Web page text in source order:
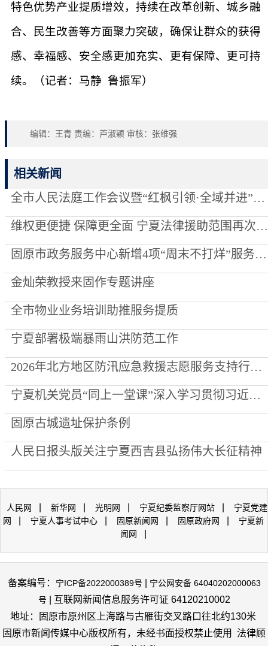
特色优势产业提质增效，持续在改革创新、城乡融
合、民生改善等方面聚力突破，确保让群众的获得
感、幸福感、安全感更加充实、更有保障、更可持
续。（记者：马静 鲁振军）
编辑：王青 责编：芦淑颖 审核：张维强
相关新闻
全市人民法庭工作会议暨“红枫引领·全域并进”项目创建推进会召开
维权更便捷 保障更全面 宁夏法律援助范围再次“扩容”
固原市政务服务中心新增4项“周末不打烊”服务事项
金灿荣教授来固作专题讲座
全市物业业务培训助推服务提质
宁夏部署极端暴雨山洪防范工作
2026年北方地区防汛应急救援志愿服务支持行动走进泾源县
宁夏机关党员“同上一堂课”深入学习贯彻习近平党建思想
固原古城遗址保护条例
人民日报头版关注宁夏西吉县弘扬伟大长征精神
人民网 新华网 光明网 宁夏纪委监察厅网站
宁夏党建
网
宁夏人事考试中心 固原新闻网 固原政府网
宁夏新
闻网
备案编号： 宁ICP备2022000389号
宁公网安备 64040202000063
号 | 互联网新闻信息服务许可证 64120210002
地址：固原市原州区上海路与古雁街交叉路口往北约130米
固原市新闻传媒中心版权所有，未经书面授权禁止使用 法律顾